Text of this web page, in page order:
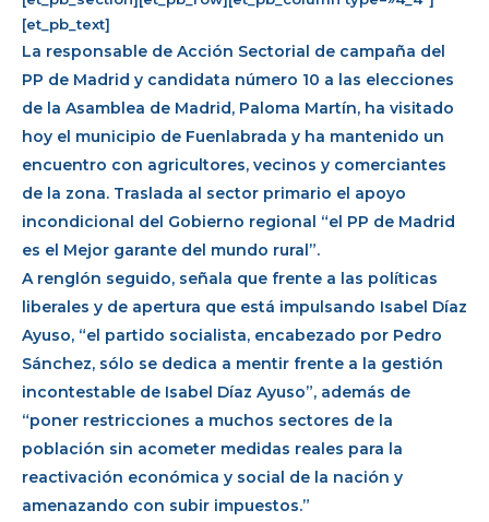
[et_pb_text]
La responsable de Acción Sectorial de campaña del
PP de Madrid y candidata número 10 a las elecciones
de la Asamblea de Madrid, Paloma Martín, ha visitado
hoy el municipio de Fuenlabrada y ha mantenido un
encuentro con agricultores, vecinos y comerciantes
de la zona. Traslada al sector primario el apoyo
incondicional del Gobierno regional “el PP de Madrid
es el Mejor garante del mundo rural”.
A renglón seguido, señala que frente a las políticas
liberales y de apertura que está impulsando Isabel Díaz
Ayuso, “el partido socialista, encabezado por Pedro
Sánchez, sólo se dedica a mentir frente a la gestión
incontestable de Isabel Díaz Ayuso”, además de
“poner restricciones a muchos sectores de la
población sin acometer medidas reales para la
reactivación económica y social de la nación y
amenazando con subir impuestos.”